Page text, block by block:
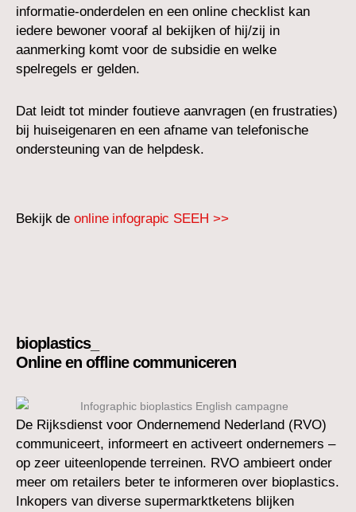
informatie-onderdelen en een online checklist kan
iedere bewoner vooraf al bekijken of hij/zij in
aanmerking komt voor de subsidie en welke
spelregels er gelden.
Dat leidt tot minder foutieve aanvragen (en frustraties)
bij huiseigenaren en een afname van telefonische
ondersteuning van de helpdesk.
Bekijk de online infograpic SEEH >>
bioplastics_
Online en offline communiceren
De Rijksdienst voor Ondernemend Nederland (RVO)
communiceert, informeert en activeert ondernemers –
op zeer uiteenlopende terreinen. RVO ambieert onder
meer om retailers beter te informeren over bioplastics.
Inkopers van diverse supermarktketens blijken